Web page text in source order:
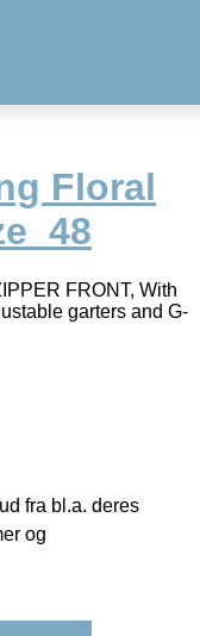
Floral
FRONT, With
garters and G-
fra bl.a. deres
og